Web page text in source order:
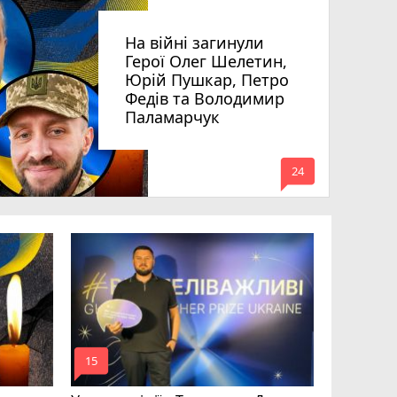
На війні загинули
Герої Олег Шелетин,
Юрій Пушкар, Петро
Федів та Володимир
Паламарчук
mode_comment
24
mode_comment
15